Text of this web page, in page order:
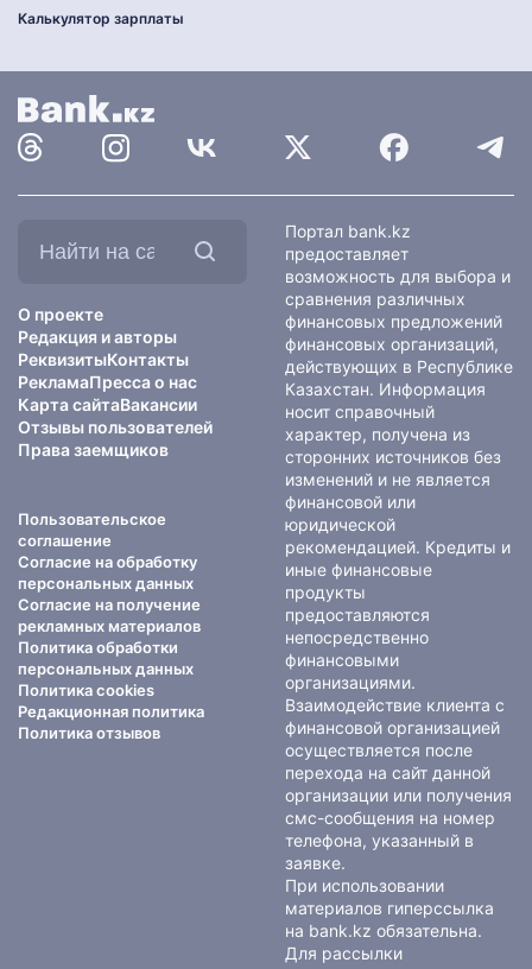
Калькулятор зарплаты
О проекте
Редакция и авторы
РеквизитыКонтакты
РекламаПресса о нас
Карта сайтаВакансии
Отзывы пользователей
Права заемщиков
Пользовательское
соглашение
Согласие на обработку
персональных данных
Согласие на получение
рекламных материалов
Политика обработки
персональных данных
Политика cookies
Редакционная политика
Политика отзывов
Портал bank.kz
предоставляет
возможность для выбора и
сравнения различных
финансовых предложений
финансовых организаций,
действующих в Республике
Казахстан. Информация
носит справочный
характер, получена из
сторонних источников без
изменений и не является
финансовой или
юридической
рекомендацией. Кредиты и
иные финансовые
продукты
предоставляются
непосредственно
финансовыми
организациями.
Взаимодействие клиента с
финансовой организацией
осуществляется после
перехода на сайт данной
организации или получения
смс-сообщения на номер
телефона, указанный в
заявке.
При использовании
материалов гиперссылка
на bank.kz обязательна.
Для рассылки